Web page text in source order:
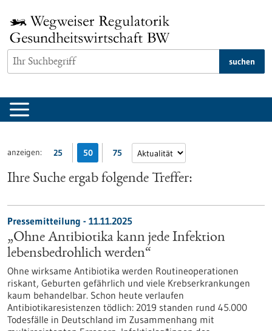
Inhalt
springen
suchen
anzeigen: 25 50 75
Ihre Suche ergab folgende Treffer:
Pressemitteilung - 11.11.2025
„Ohne Antibiotika kann jede Infektion
lebensbedrohlich werden“
Ohne wirksame Antibiotika werden Routineoperationen
riskant, Geburten gefährlich und viele Krebserkrankungen
kaum behandelbar. Schon heute verlaufen
Antibiotikaresistenzen tödlich: 2019 standen rund 45.000
Todesfälle in Deutschland im Zusammenhang mit